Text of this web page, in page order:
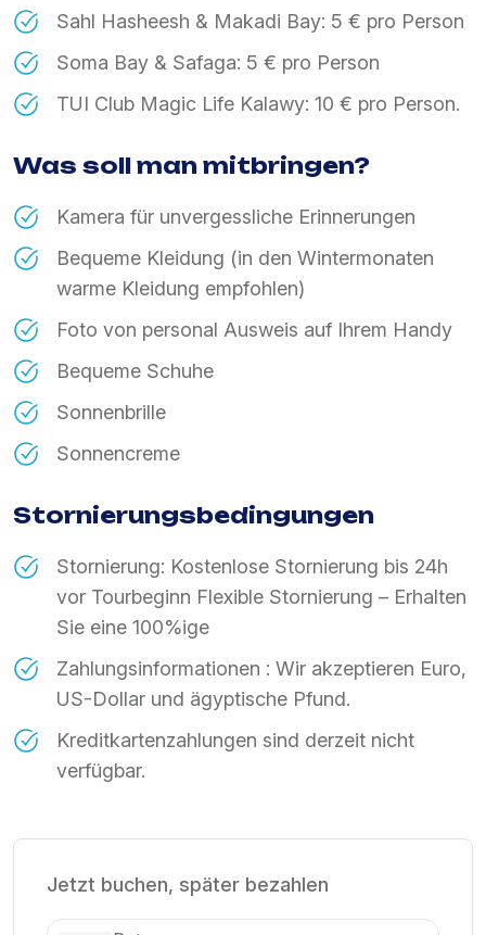
Sahl Hasheesh & Makadi Bay: 5 € pro Person
Soma Bay & Safaga: 5 € pro Person
TUI Club Magic Life Kalawy: 10 € pro Person.
Was soll man mitbringen?
Kamera für unvergessliche Erinnerungen
Bequeme Kleidung (in den Wintermonaten
warme Kleidung empfohlen)
Foto von personal Ausweis auf Ihrem Handy
Bequeme Schuhe
Sonnenbrille
Sonnencreme
Stornierungsbedingungen
Stornierung: Kostenlose Stornierung bis 24h
vor Tourbeginn Flexible Stornierung – Erhalten
Sie eine 100%ige
Zahlungsinformationen : Wir akzeptieren Euro,
US-Dollar und ägyptische Pfund.
Kreditkartenzahlungen sind derzeit nicht
verfügbar.
Jetzt buchen, später bezahlen